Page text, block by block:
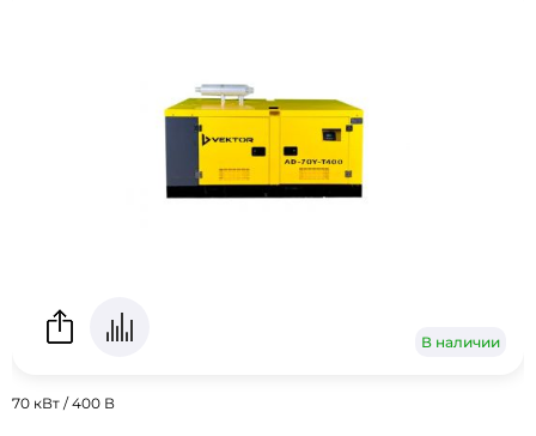
В наличии
70 кВт / 400 В